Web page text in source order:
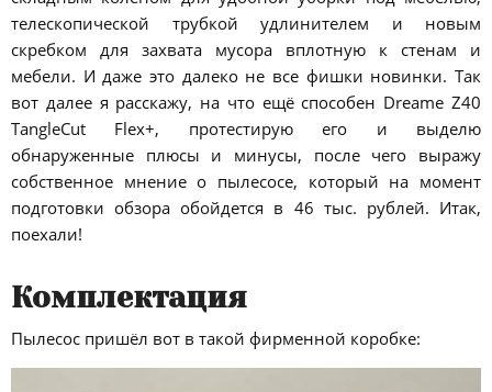
телескопической трубкой удлинителем и новым
скребком для захвата мусора вплотную к стенам и
мебели. И даже это далеко не все фишки новинки. Так
вот далее я расскажу, на что ещё способен Dreame Z40
TangleCut Flex+, протестирую его и выделю
обнаруженные плюсы и минусы, после чего выражу
собственное мнение о пылесосе, который на момент
подготовки обзора обойдется в 46 тыс. рублей. Итак,
поехали!
Комплектация
Пылесос пришёл вот в такой фирменной коробке: